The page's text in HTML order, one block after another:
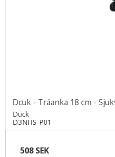
Dcuk - Träanka 18 cm -
Duck
D3NHS-P01
508 SEK